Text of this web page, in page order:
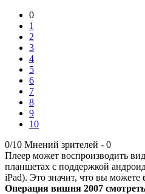
0
1
2
3
4
5
6
7
8
9
10
0/10 Мнений зрителей - 0
Плеер может воспроизводить
планшетах с поддержкой
iPad). Это значит, что вы можете
Операция вишня 2007